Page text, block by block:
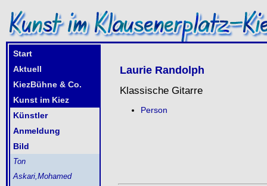
Start
Aktuell
KiezBühne & Co.
Kunst im Kiez
Künstler
Anmeldung
Bild
Ton
Askari,Mohamed